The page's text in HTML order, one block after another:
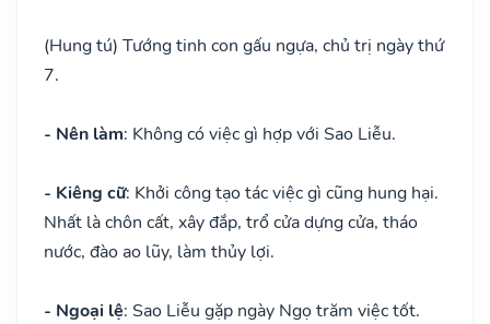
(Hung tú) Tướng tinh con gấu ngựa, chủ trị ngày thứ
7.
- Nên làm: Không có việc gì hợp với Sao Liễu.
- Kiêng cữ: Khởi công tạo tác việc gì cũng hung hại.
Nhất là chôn cất, xây đắp, trổ cửa dựng cửa, tháo
nước, đào ao lũy, làm thủy lợi.
- Ngoại lệ: Sao Liễu gặp ngày Ngọ trăm việc tốt.